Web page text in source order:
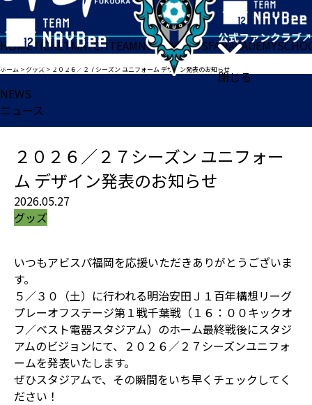
閉じる
HOMETICKETMATCHTEAMNEWSGOODSFANACADEMY
ホーム >グッズ > ２０２６／２７シーズン ユニフォーム デザイン発表のお知らせ
NEWS
ニュース
２０２６／２７シーズン ユニフォー
ム デザイン発表のお知らせ
2026.05.27
グッズ
いつもアビスパ福岡を応援いただきありがとうございま
す。
５／３０（土）に行われる明治安田Ｊ１百年構想リーグ
プレーオフステージ第１戦千葉戦（１６：００キックオ
フ／ベスト電器スタジアム）のホーム最終戦後にスタジ
アムのビジョンにて、２０２６／２７シーズンユニフォ
ームを発表いたします。
ぜひスタジアムで、その瞬間をいち早くチェックしてく
ださい！